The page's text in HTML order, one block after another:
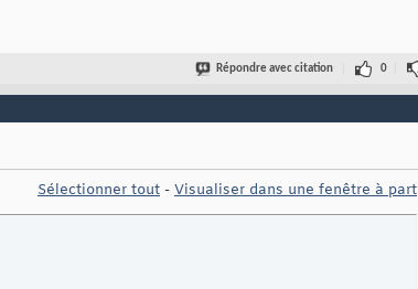
Répondre avec citation 0
Sélectionner tout - Visualiser dans une fenêtre à part